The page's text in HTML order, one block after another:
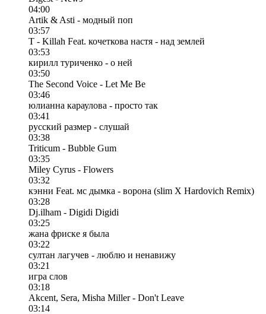
04:00
Artik & Asti - модный поп
03:57
T - Killah Feat. кочеткова настя - над землей
03:53
кирилл туриченко - о ней
03:50
The Second Voice - Let Me Be
03:46
юлианна караулова - просто так
03:41
русский размер - слушай
03:38
Triticum - Bubble Gum
03:35
Miley Cyrus - Flowers
03:32
кэнни Feat. мс дымка - ворона (slim X Hardovich Remix)
03:28
Dj.ilham - Digidi Digidi
03:25
жана фриске я была
03:22
султан лагучев - люблю и ненавижу
03:21
игра слов
03:18
Akcent, Sera, Misha Miller - Don't Leave
03:14